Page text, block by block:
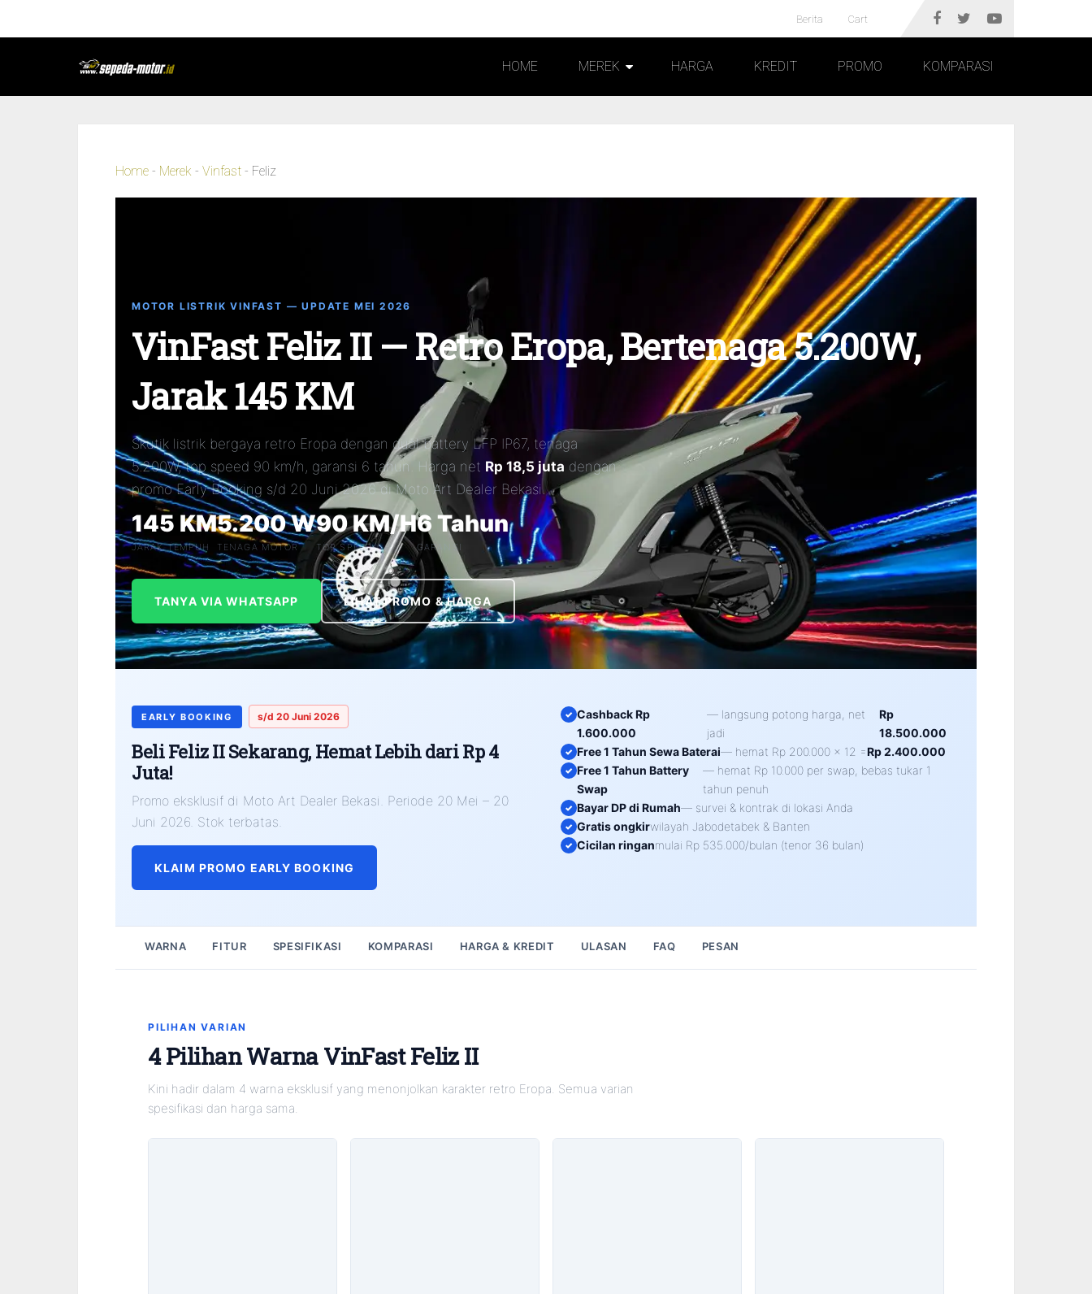
Berita Cart
HOME MEREK HARGA KREDIT PROMO KOMPARASI
Home - Merek -Vinfast - Feliz
MOTOR LISTRIK VINFAST — UPDATE MEI 2026
VinFast Feliz II — Retro Eropa, Bertenaga 5.200W,
Jarak 145 KM
Skutik listrik bergaya retro Eropa dengan dual battery LFP IP67, tenaga
5.200W, top speed 90 km/h, garansi 6 tahun. Harga net Rp 18,5 juta dengan
promo Early Booking s/d 20 Juni 2026 di Moto Art Dealer Bekasi.
145 KM
JARAK TEMPUH
5.200 W
TENAGA MOTOR
90 KM/H
TOP SPEED
6 Tahun
GARANSI
TANYA VIA WHATSAPP LIHAT PROMO & HARGA
EARLY BOOKING s/d 20 Juni 2026
Beli Feliz II Sekarang, Hemat Lebih dari Rp 4
Juta!
Promo eksklusif di Moto Art Dealer Bekasi. Periode 20 Mei – 20
Juni 2026. Stok terbatas.
KLAIM PROMO EARLY BOOKING
Cashback Rp
1.600.000
— langsung potong harga, net
jadi
Rp
18.500.000
Free 1 Tahun Sewa Baterai— hemat Rp 200.000 × 12 =Rp 2.400.000
Free 1 Tahun Battery
Swap
— hemat Rp 10.000 per swap, bebas tukar 1
tahun penuh
Bayar DP di Rumah— survei & kontrak di lokasi Anda
Gratis ongkirwilayah Jabodetabek & Banten
Cicilan ringanmulai Rp 535.000/bulan (tenor 36 bulan)
WARNA FITUR SPESIFIKASI KOMPARASI HARGA & KREDIT ULASAN FAQ PESAN
PILIHAN VARIAN
4 Pilihan Warna VinFast Feliz II
Kini hadir dalam 4 warna eksklusif yang menonjolkan karakter retro Eropa. Semua varian
spesifikasi dan harga sama.